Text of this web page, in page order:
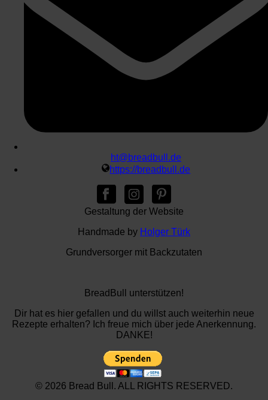
ht@breadbull.de
https://breadbull.de
Gestaltung der Website
Handmade by Holger Türk
Grundversorger mit Backzutaten
BreadBull unterstützen!
Dir hat es hier gefallen und du willst auch weiterhin neue
Rezepte erhalten? Ich freue mich über jede Anerkennung.
DANKE!
© 2026 Bread Bull. ALL RIGHTS RESERVED.